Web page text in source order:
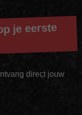
je eerste
direct jouw